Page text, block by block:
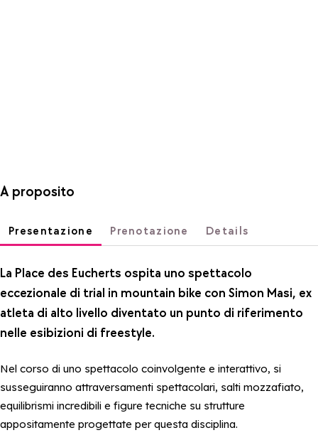
A proposito
Presentazione Prenotazione Details
La Place des Eucherts ospita uno spettacolo
eccezionale di trial in mountain bike con Simon Masi, ex
atleta di alto livello diventato un punto di riferimento
nelle esibizioni di freestyle.
Nel corso di uno spettacolo coinvolgente e interattivo, si
susseguiranno attraversamenti spettacolari, salti mozzafiato,
equilibrismi incredibili e figure tecniche su strutture
appositamente progettate per questa disciplina.